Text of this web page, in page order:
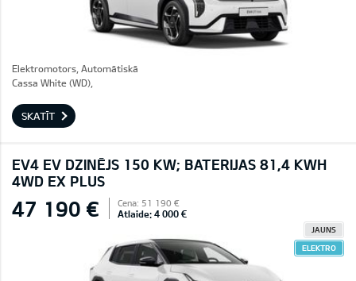
Elektromotors, Automātiskā
Cassa White (WD),
SKATĪT
EV4 EV DZINĒJS 150 KW; BATERIJAS 81,4 KWH
4WD EX PLUS
47 190 € Cena: 51 190 €
Atlaide: 4 000 €
JAUNS
ELEKTRO